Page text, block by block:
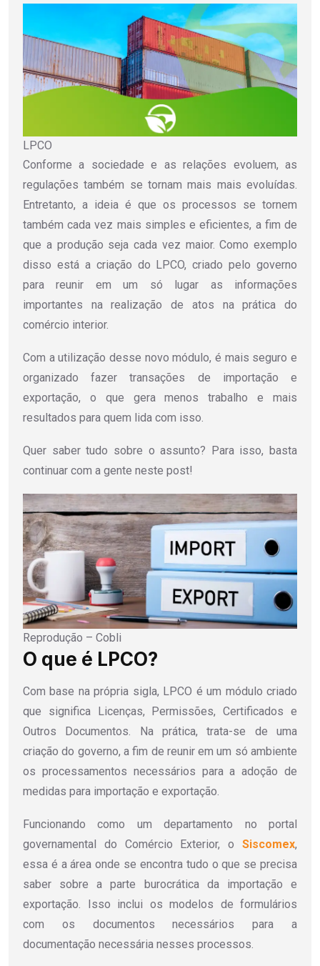
LPCO
Conforme a sociedade e as relações evoluem, as
regulações também se tornam mais mais evoluídas.
Entretanto, a ideia é que os processos se tornem
também cada vez mais simples e eficientes, a fim de
que a produção seja cada vez maior. Como exemplo
disso está a criação do LPCO, criado pelo governo
para reunir em um só lugar as informações
importantes na realização de atos na prática do
comércio interior.
Com a utilização desse novo módulo, é mais seguro e
organizado fazer transações de importação e
exportação, o que gera menos trabalho e mais
resultados para quem lida com isso.
Quer saber tudo sobre o assunto? Para isso, basta
continuar com a gente neste post!
Reprodução – Cobli
O que é LPCO?
Com base na própria sigla, LPCO é um módulo criado
que significa Licenças, Permissões, Certificados e
Outros Documentos. Na prática, trata-se de uma
criação do governo, a fim de reunir em um só ambiente
os processamentos necessários para a adoção de
medidas para importação e exportação.
Funcionando como um departamento no portal
governamental do Comércio Exterior, o Siscomex,
essa é a área onde se encontra tudo o que se precisa
saber sobre a parte burocrática da importação e
exportação. Isso inclui os modelos de formulários
com os documentos necessários para a
documentação necessária nesses processos.